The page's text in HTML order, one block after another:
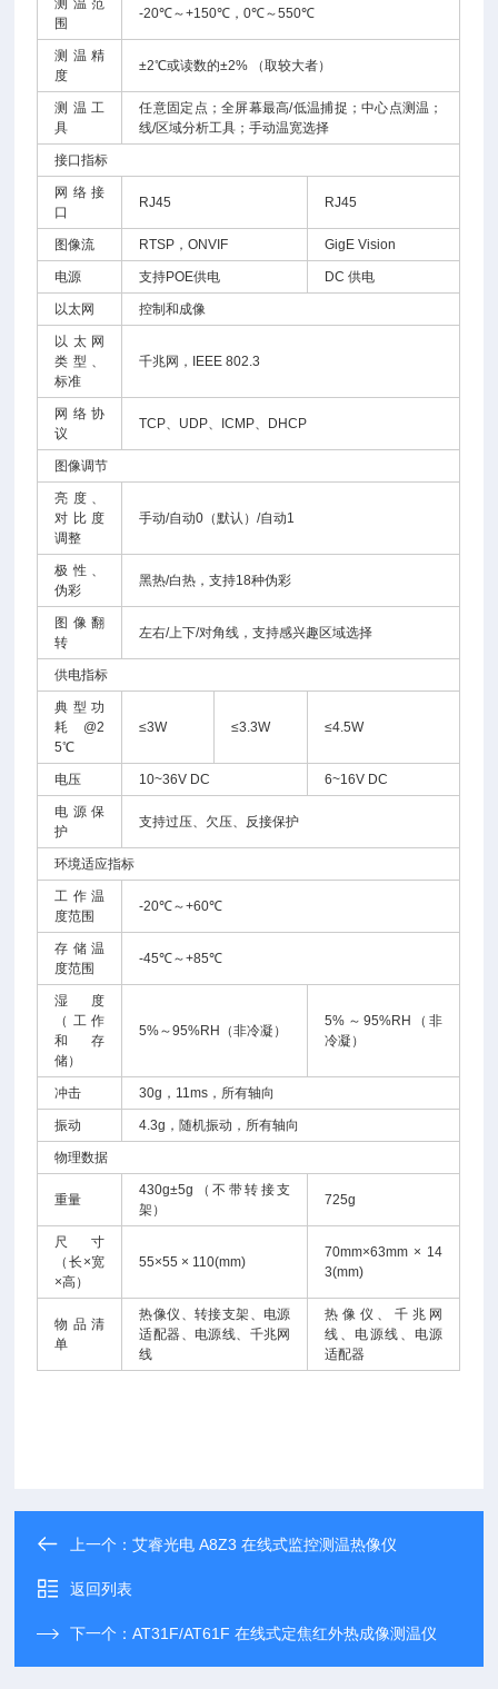
测温范
围
-20℃～+150℃，0℃～550℃
测温精
度
±2℃或读数的±2% （取较大者）
测温工
具
任意固定点；全屏幕最高/低温捕捉；中心点测温；
线/区域分析工具；手动温宽选择
接口指标
网络接
口
RJ45 RJ45
图像流 RTSP，ONVIF GigE Vision
电源 支持POE供电 DC 供电
以太网 控制和成像
以太网
类型、
标准
千兆网，IEEE 802.3
网络协
议
TCP、UDP、ICMP、DHCP
图像调节
亮度、
对比度
调整
手动/自动0（默认）/自动1
极性、
伪彩
黑热/白热，支持18种伪彩
图像翻
转
左右/上下/对角线，支持感兴趣区域选择
供电指标
典型功
耗@2
5℃
≤3W ≤3.3W ≤4.5W
电压 10~36V DC 6~16V DC
电源保
护
支持过压、欠压、反接保护
环境适应指标
工作温
度范围
-20℃～+60℃
存储温
度范围
-45℃～+85℃
湿度
（工作
和存
储）
5%～95%RH（非冷凝）
5%～95%RH（非
冷凝）
冲击 30g，11ms，所有轴向
振动 4.3g，随机振动，所有轴向
物理数据
重量
430g±5g（不带转接支
架）
725g
尺寸
（长×宽
×高）
55×55 × 110(mm)
70mm×63mm × 14
3(mm)
物品清
单
热像仪、转接支架、电源
适配器、电源线、千兆网
线
热像仪、千兆网
线、电源线、电源
适配器
上一个：艾睿光电 A8Z3 在线式监控测温热像仪
返回列表
下一个：AT31F/AT61F 在线式定焦红外热成像测温仪